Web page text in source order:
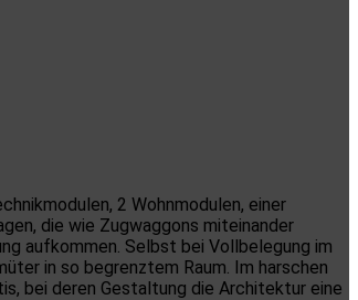
2 Wohnmodulen, einer
die wie Zugwaggons miteinander
aufkommen. Selbst bei Vollbelegung im
in so begrenztem Raum. Im harschen
bei deren Gestaltung die Architektur eine